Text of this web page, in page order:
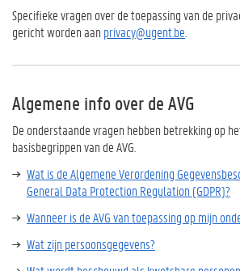
Specifieke vragen over de toepassing van de
gericht worden aan privacy@ugent.be
Algemene info over de AVG
De onderstaande vragen hebben betrekking op
basisbegrippen van de AVG.
Wat is de Algemene Verordening
General Data Protection Regulation (GDPR)?
Wanneer is de AVG van toepassing op mijn
Wat zijn persoonsgegevens?